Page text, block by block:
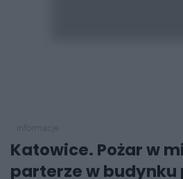
Katowice. Pożar w
parterze w budynku